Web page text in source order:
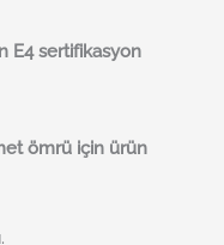
E4 sertifikasyon
ömrü için ürün